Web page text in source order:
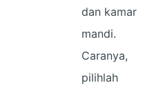
dan kamar
mandi.
Caranya,
pilihlah